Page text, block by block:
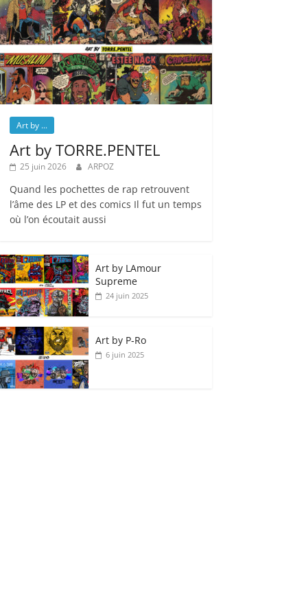
Art by ...
Art by TORRE.PENTEL
25 juin 2026 ARPOZ
Quand les pochettes de rap retrouvent
l’âme des LP et des comics Il fut un temps
où l’on écoutait aussi
Art by LAmour
Supreme
24 juin 2025
Art by P‑Ro
6 juin 2025